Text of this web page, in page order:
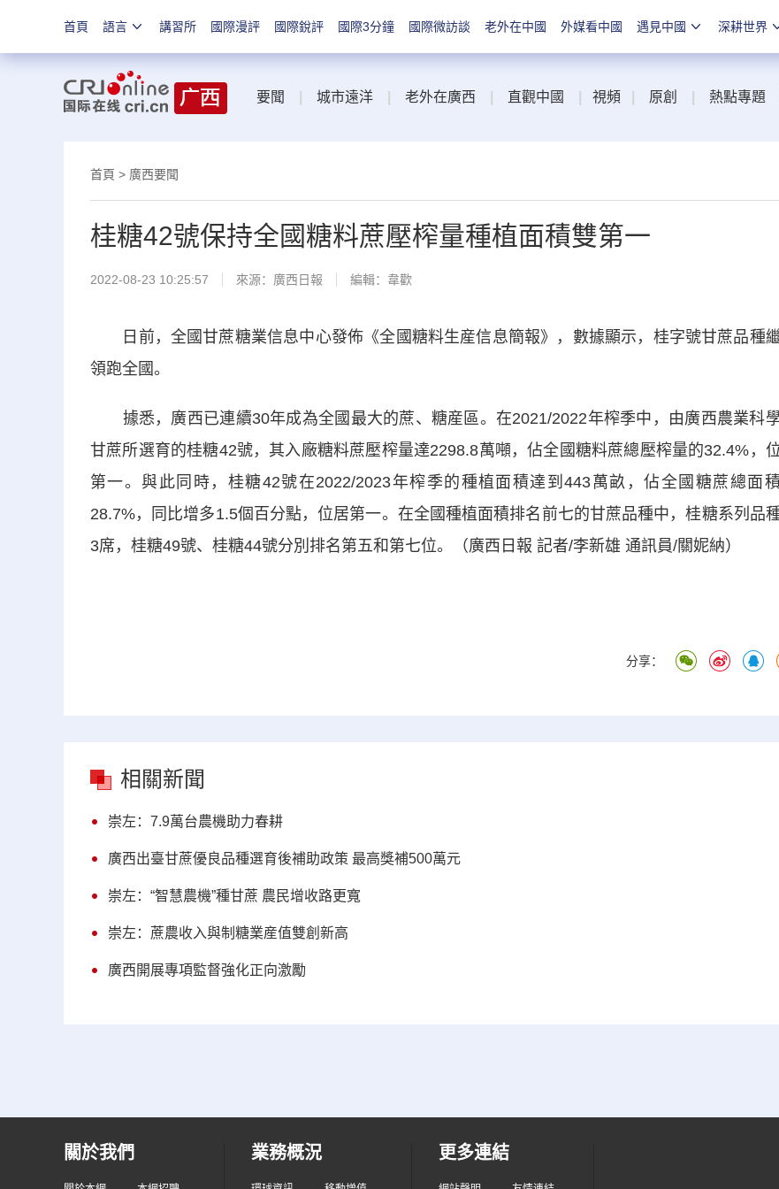
首頁 語言 講習所 國際漫評 國際銳評 國際3分鐘 國際微訪談 老外在中國 外媒看中國 遇見中國 深耕世界
要聞 城市遠洋 老外在廣西 直觀中國 視頻 原創 熱點專題
首頁 > 廣西要聞
桂糖42號保持全國糖料蔗壓榨量種植面積雙第一
2022-08-23 10:25:57 來源： 廣西日報 編輯：韋歡
日前，全國甘蔗糖業信息中心發佈《全國糖料生産信息簡報》，數據顯示，桂字號甘蔗品種
領跑全國。
據悉，廣西已連續30年成為全國最大的蔗、糖産區。在2021/2022年榨季中，由廣西農業科
甘蔗所選育的桂糖42號，其入廠糖料蔗壓榨量達2298.8萬噸，佔全國糖料蔗總壓榨量的32.4%，
第一。與此同時，桂糖42號在2022/2023年榨季的種植面積達到443萬畝，佔全國糖蔗總面
28.7%，同比增多1.5個百分點，位居第一。在全國種植面積排名前七的甘蔗品種中，桂糖系列品
3席，桂糖49號、桂糖44號分別排名第五和第七位。（廣西日報 記者/李新雄 通訊員/關妮納）
分享：
相關新聞
崇左：7.9萬台農機助力春耕
廣西出臺甘蔗優良品種選育後補助政策 最高獎補500萬元
崇左：“智慧農機”種甘蔗 農民增收路更寬
崇左：蔗農收入與制糖業産值雙創新高
廣西開展專項監督強化正向激勵
關於我們 業務概況 更多連結